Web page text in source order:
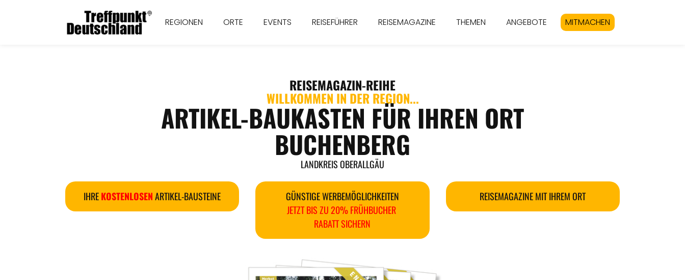
REGIONEN ORTE EVENTS REISEFÜHRER REISEMAGAZINE THEMEN ANGEBOTE MITMACHEN
REISEMAGAZIN-REIHE
WILLKOMMEN IN DER REGION...
ARTIKEL-BAUKASTEN FÜR IHREN ORT
BUCHENBERG
LANDKREIS OBERALLGÄU
IHREKOSTENLOSENARTIKEL-BAUSTEINE
GÜNSTIGE WERBEMÖGLICHKEITEN
JETZT BIS ZU 20% FRÜHBUCHER
RABATT SICHERN
REISEMAGAZINE MIT IHREM ORT